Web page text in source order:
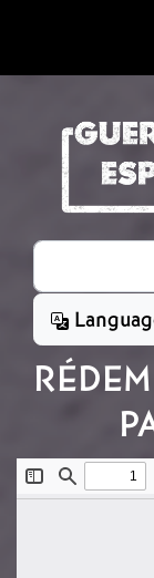
Rechercher
Document